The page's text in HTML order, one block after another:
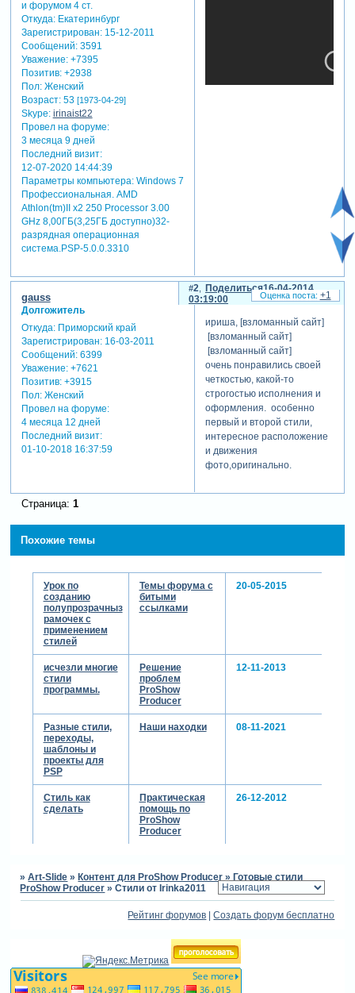
Откуда:Екатеринбург
Зарегистрирован: 15-12-2011
Сообщений:3591
Уважение: +7395
Позитив: +2938
Пол:Женский
Возраст:53 [1973-04-29]
Skype: irinaist22
Провел на форуме:
3 месяца 9 дней
Последний визит:
12-07-2020 14:44:39
Параметры компьютера:Windows 7
Профессиональная. AMD
Athlon(tm)II x2 250 Processor 3.00
GHz 8,00ГБ(3,25ГБ доступно)32-
разрядная операционная
система.PSP-5.0.0.3310
Поделиться
2
16-04-2014
03:19:00
gauss
Долгожитель
Откуда:Приморский край
Зарегистрирован: 16-03-2011
Сообщений:6399
Уважение: +7621
Позитив: +3915
Пол:Женский
Провел на форуме:
4 месяца 12 дней
Последний визит:
01-10-2018 16:37:59
ириша, [взломанный сайт]
[взломанный сайт]
[взломанный сайт]
очень понравились своей
четкостью, какой-то
строгостью исполнения и
оформления. особенно
первый и второй стили,
интересное расположение
и движения
фото,оригинально.
+1
Страница: 1
Похожие темы
Урок по
созданию
полупрозрачныз
рамочек с
применением
стилей
Темы форума с
битыми
ссылками
20-05-2015
исчезли многие
стили
программы.
Решение
проблем
ProShow
Producer
12-11-2013
Разные стили,
переходы,
шаблоны и
проекты для
PSP
Наши находки 08-11-2021
Стиль как
сделать
Практическая
помощь по
ProShow
Producer
26-12-2012
»Art-Slide » Контент для ProShow Producer » Готовые стили
ProShow Producer »Стили от Irinka2011
Рейтинг форумов |Создать форум бесплатно